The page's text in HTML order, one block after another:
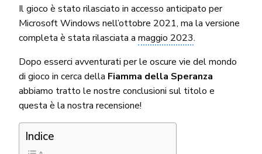
Il gioco è stato rilasciato in accesso anticipato per
Microsoft Windows nell’ottobre 2021, ma la versione
completa è stata rilasciata amaggio 2023.
Dopo esserci avventurati per le oscure vie del mondo
di gioco in cerca della Fiamma della Speranza
abbiamo tratto le nostre conclusioni sul titolo e
questa è la nostra recensione!
Indice